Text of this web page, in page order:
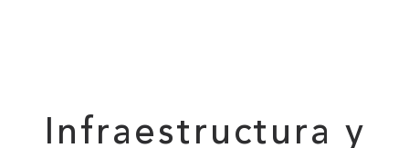
Infraestructura y